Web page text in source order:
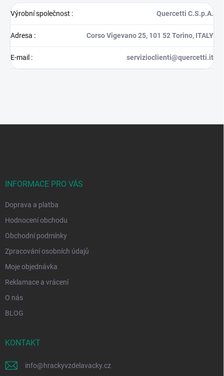
Výrobní společnost : Quercetti C.S.p.A.
Adresa : Corso Vigevano 25, 101 52 Torino, ITALY
E-mail : servizioclienti@quercetti.it
INFORMACE PRO VÁS
Doprava a platba
Hodnocení obchodu
Obchodní podmínky
Zpracování osobních údajů
Moje objednávka
Reklamace a vrácení
O nás
BLOG
KONTAKT
info@hrackyvzdelavacky.cz